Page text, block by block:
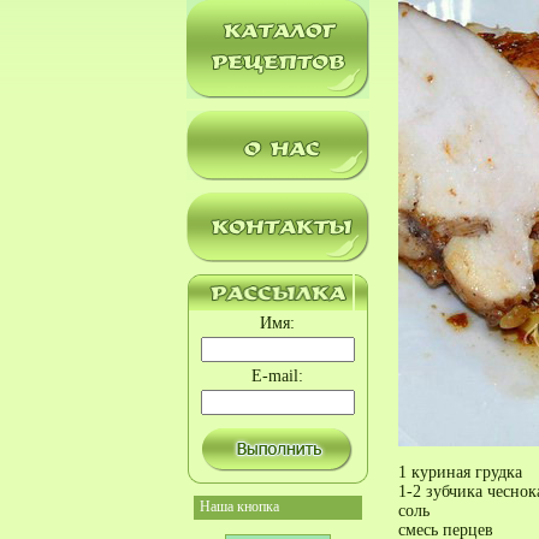
Имя:
E-mail:
Наша кнопка
1 куриная грудка
1-2 зубчика
соль
смесь перцев